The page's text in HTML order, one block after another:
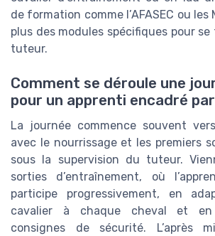
de formation comme l’AFASEC ou les
plus des modules spécifiques pour
tuteur.
Comment se déroule une
pour un apprenti encadré
La journée commence souvent
avec le nourrissage et les premiers
sous la supervision du tuteur.
sorties d’entraînement, où
participe progressivement, en
cavalier à chaque cheval et
consignes de sécurité. L’après